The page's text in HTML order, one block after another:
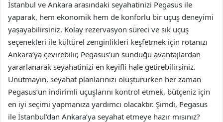
İstanbul ve Ankara arasındaki seyahatinizi Pegasus ile
yaparak, hem ekonomik hem de konforlu bir uçuş deneyimi
yaşayabilirsiniz. Kolay rezervasyon süreci ve sık uçuş
seçenekleri ile kültürel zenginlikleri keşfetmek için rotanızı
Ankara’ya çevirebilir, Pegasus’un sunduğu avantajlardan
yararlanarak seyahatinizi en keyifli hale getirebilirsiniz.
Unutmayın, seyahat planlarınızı oluştururken her zaman
Pegasus’un indirimli uçuşlarını kontrol etmek, bütçeniz için
en iyi seçimi yapmanıza yardımcı olacaktır. Şimdi, Pegasus
ile İstanbul’dan Ankara’ya seyahat etmeye hazır mısınız?